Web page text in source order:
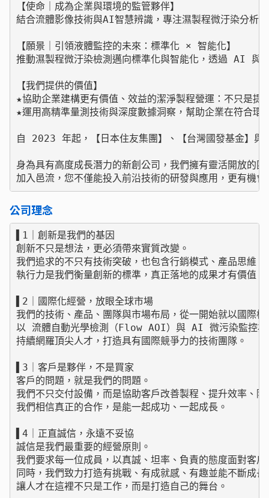
【使命｜成為企業與環境的監管夥伴】
結合流體影像技術與AI智慧辨識，專注濕製程微汙染分析
【願景｜引領液體監控的未來：標準化 × 智能化】
推動濕製程微汙染檢測邁向標準化與智能化，透過 AI 與
【我們提供的價值】
★協助企業建構更有價值、效益的潔淨製程營運：不只是提
★運用高精準量測技術與深度數據洞察，幫助企業在符合
自 2023 年起，【日本住友集團】、【台灣國發基金】與
身為具有高度成長潛力的新創公司，我們擁有靈活開放的
加入邑流，您不僅能投入前沿技術的研發與應用，更有機
公司理念
▌1｜創新是我們的基因
創新不只是想法，更必須帶來實質改變。
我們追求的不只有技術突破，也包含行銷模式、產品思維
執行力是我們衡量創新的標準，真正落地的成果才有價值。
▌2｜國際化經營，放眼全球市場
我們的技術、產品、團隊與市場布局，從一開始就以國際標
以 流體自動光學檢測（Flow AOI）與 AI 微污染監控為
持續網羅頂尖人才，打造具有國際競爭力的技術團隊。
▌3｜客戶是夥伴，不是買家
客戶的問題，就是我們的問題。
我們不只交付設備，而是協助客戶改善製程、提升效率、
我們相信真正的合作，是能一起成功、一起成長。
▌4｜正直誠信，永遠不妥協
誠信是我們最重要的經營原則。
我們要求每一位成員，以真誠、坦率、負責的態度面對客戶
同時，我們致力打造有挑戰、有成就感、有趣並能不斷成
讓人才在這裡不只是工作，而是打造自己的舞台。